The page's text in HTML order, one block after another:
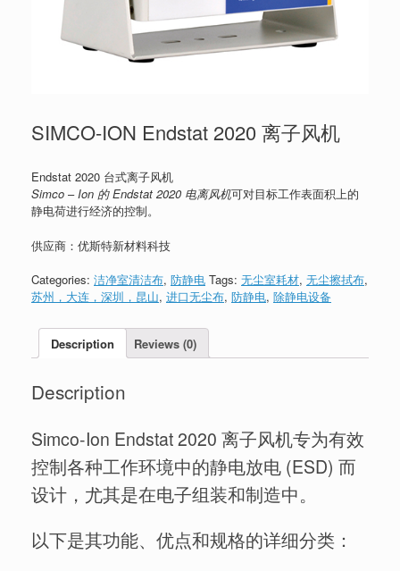
SIMCO-ION Endstat 2020 离子风机
Endstat 2020 台式离子风机
Simco –Ion 的 Endstat 2020 电离风机可对目标工作表面积上的
静电荷进行经济的控制。
供应商：优斯特新材料科技
Categories: 洁净室清洁布, 防静电 Tags: 无尘室耗材, 无尘擦拭布,
苏州，大连，深圳，昆山, 进口无尘布, 防静电, 除静电设备
Description Reviews (0)
Description
Simco-Ion Endstat 2020 离子风机专为有效
控制各种工作环境中的静电放电 (ESD) 而
设计，尤其是在电子组装和制造中。
以下是其功能、优点和规格的详细分类：